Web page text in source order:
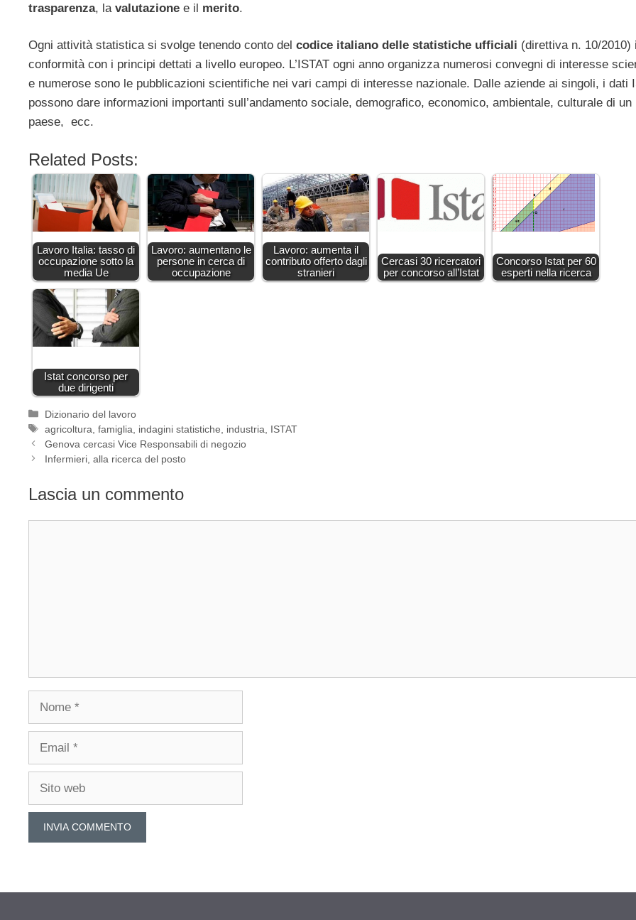
trasparenza, la valutazione e il merito.
Ogni attività statistica si svolge tenendo conto del codice italiano delle statistiche ufficiali (direttiva n. 10/2010)
conformità con i principi dettati a livello europeo. L’ISTAT ogni anno organizza numerosi convegni di interesse
e numerose sono le pubblicazioni scientifiche nei vari campi di interesse nazionale. Dalle aziende ai singoli, i dati
possono dare informazioni importanti sull’andamento sociale, demografico, economico, ambientale, culturale di un
paese, ecc.
Related Posts:
Lavoro Italia: tasso di
occupazione sotto la
media Ue
Lavoro: aumentano le
persone in cerca di
occupazione
Lavoro: aumenta il
contributo offerto dagli
stranieri
Cercasi 30 ricercatori
per concorso all’Istat
Concorso Istat per 60
esperti nella ricerca
Istat concorso per
due dirigenti
Categorie
Dizionario del lavoro
Tag
agricoltura ,famiglia indagini statistiche industria
ISTAT
Genova cercasi Vice Responsabili di negozio
Infermieri, alla ricerca del posto
Lascia un commento
Nome
Email
Sito